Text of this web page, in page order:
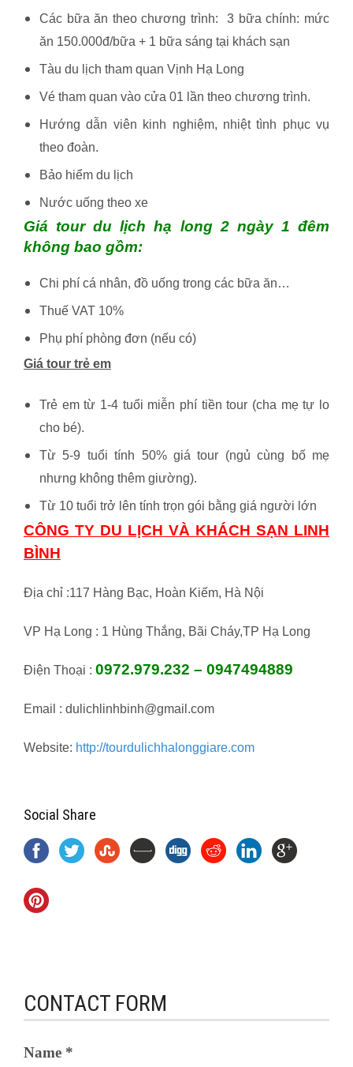
Các bữa ăn theo chương trình: 3 bữa chính: mức
ăn 150.000đ/bữa + 1 bữa sáng tại khách sạn
Tàu du lịch tham quan Vịnh Hạ Long
Vé tham quan vào cửa 01 lần theo chương trình.
Hướng dẫn viên kinh nghiệm, nhiệt tình phục vụ
theo đoàn.
Bảo hiểm du lịch
Nước uống theo xe
Giá tour du lịch hạ long 2 ngày 1 đêm
không bao gồm:
Chi phí cá nhân, đồ uống trong các bữa ăn…
Thuế VAT 10%
Phụ phí phòng đơn (nếu có)
Giá tour trẻ em
Trẻ em từ 1-4 tuổi miễn phí tiền tour (cha mẹ tự lo
cho bé).
Từ 5-9 tuổi tính 50% giá tour (ngủ cùng bố mẹ
nhưng không thêm giường).
Từ 10 tuổi trở lên tính trọn gói bằng giá người lớn
CÔNG TY DU LỊCH VÀ KHÁCH SẠN LINH
BÌNH
Địa chỉ :117 Hàng Bạc, Hoàn Kiếm, Hà Nội
VP Hạ Long : 1 Hùng Thắng, Bãi Cháy,TP Hạ Long
Điện Thoại : 0972.979.232 – 0947494889
Email : dulichlinhbinh@gmail.com
Website: http://tourdulichhalonggiare.com
Social Share
CONTACT FORM
Name *